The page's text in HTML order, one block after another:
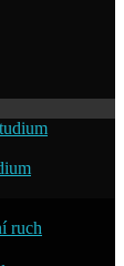
ruch